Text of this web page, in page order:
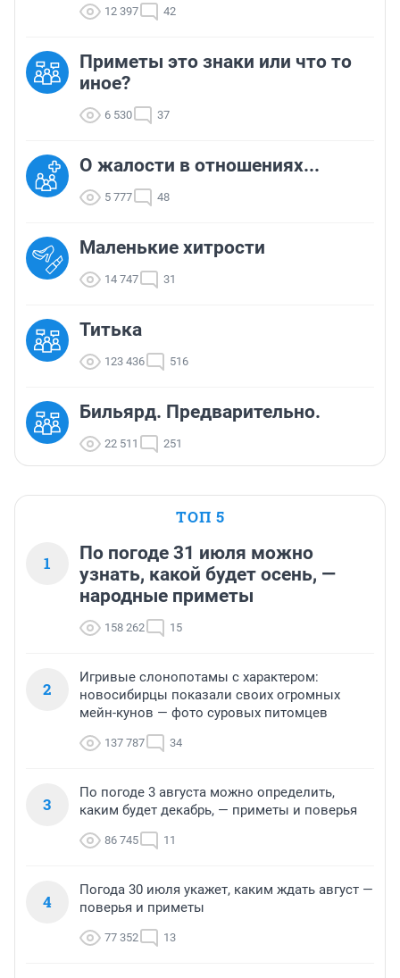
12 397 42
Приметы это знаки или что то
иное?
6 530 37
О жалости в отношениях...
5 777 48
Маленькие хитрости
14 747 31
Титька
123 436 516
Бильярд. Предварительно.
22 511 251
ТОП 5
1
По погоде 31 июля можно
узнать, какой будет осень, —
народные приметы
158 262 15
2
Игривые слонопотамы с характером:
новосибирцы показали своих огромных
мейн-кунов — фото суровых питомцев
137 787 34
3
По погоде 3 августа можно определить,
каким будет декабрь, — приметы и поверья
86 745 11
4
Погода 30 июля укажет, каким ждать август —
поверья и приметы
77 352 13